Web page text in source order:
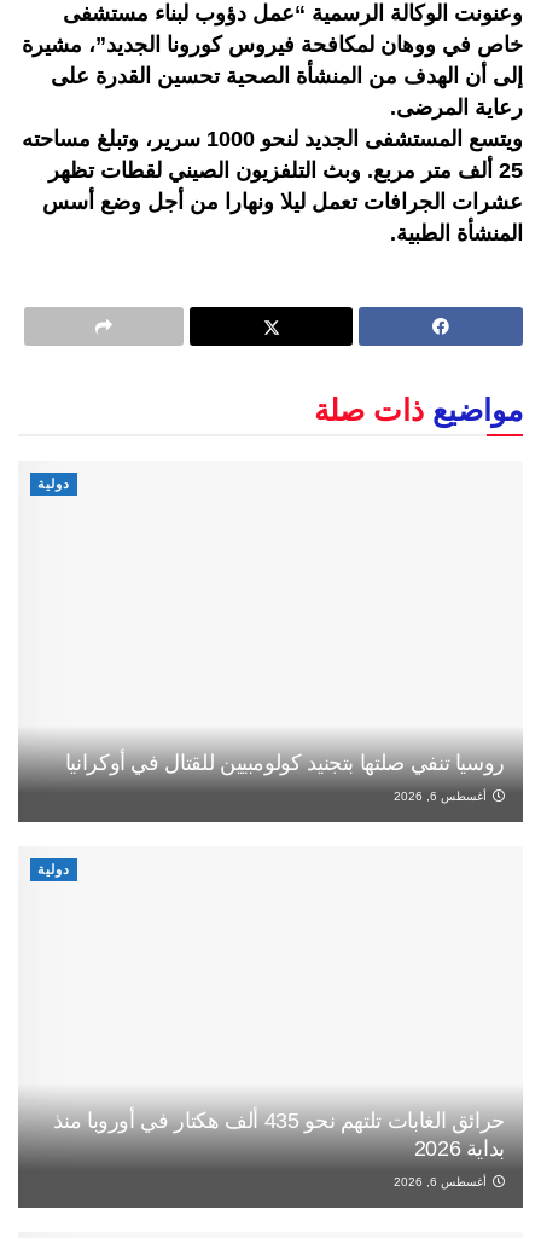
وعنونت الوكالة الرسمية “عمل دؤوب لبناء مستشفى
خاص في ووهان لمكافحة فيروس كورونا الجديد”، مشيرة
إلى أن الهدف من المنشأة الصحية تحسين القدرة على
رعاية المرضى.
ويتسع المستشفى الجديد لنحو 1000 سرير، وتبلغ مساحته
25 ألف متر مربع. وبث التلفزيون الصيني لقطات تظهر
عشرات الجرافات تعمل ليلا ونهارا من أجل وضع أسس
المنشأة الطبية.
مواضيع ذات صلة
دولية
روسيا تنفي صلتها بتجنيد كولومبيين للقتال في أوكرانيا
أغسطس 6, 2026
دولية
حرائق الغابات تلتهم نحو 435 ألف هكتار في أوروبا منذ
بداية 2026
أغسطس 6, 2026